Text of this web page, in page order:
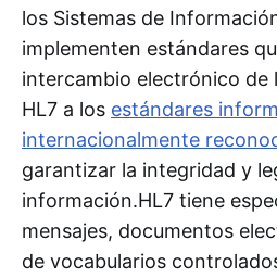
los Sistemas de
implementen estándares
intercambio electrónico de
HL7 a los estándares
internacionalmente
garantizar la integridad y
información.HL7 tiene
mensajes, documentos
de vocabularios